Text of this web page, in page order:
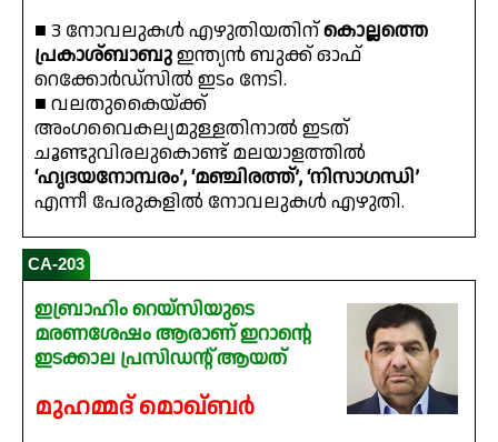
■ 3 നോവലുകൾ എഴുതിയതിന്കൊല്ലത്തെ
പ്രകാശ്ബാബുഇന്ത്യൻ ബുക്ക് ഓഫ്
റെക്കോർഡ്സിൽ ഇടം നേടി.
■ വലതുകൈയ്‌ക്ക്
അംഗവൈകല്യമുള്ളതിനാൽ ഇടത്
ചൂണ്ടുവിരലുകൊണ്ട് മലയാളത്തിൽ
‘ഹൃദയനോമ്പരം’, ‘മഞ്ചിരത്ത്’, ‘നിസാഗന്ധി’
എന്നീ പേരുകളിൽ നോവലുകൾ എഴുതി.
CA-203
ഇബ്രാഹിം റെയ്‌സിയുടെ
മരണശേഷം ആരാണ് ഇറാന്റെ
ഇടക്കാല പ്രസിഡന്റ് ആയത്
മുഹമ്മദ് മൊഖ്ബർ